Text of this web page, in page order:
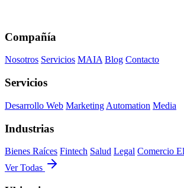
Compañía
Nosotros Servicios MAIA Blog Contacto
Servicios
Desarrollo Web Marketing Automation Media
Industrias
Bienes Raíces Fintech Salud Legal Comercio
Ver Todas